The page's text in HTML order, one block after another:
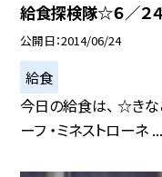
給食探検隊☆６／２
公開日 2014/06/24
給食
今日の給食は、 ☆きな
ーフ ・ミネストローネ ...